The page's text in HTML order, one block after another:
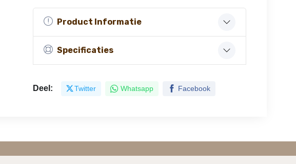
Product Informatie
Specificaties
Deel: Twitter Whatsapp Facebook